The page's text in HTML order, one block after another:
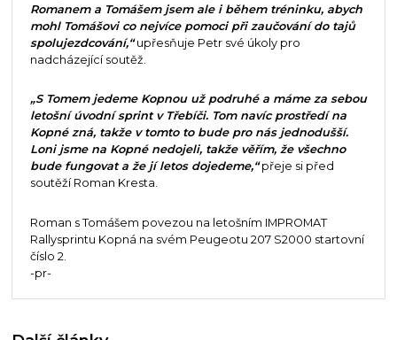
Romanem a Tomášem jsem ale i během tréninku, abych
mohl Tomášovi co nejvíce pomoci při zaučování do tajů
spolujezdcování,“upřesňuje Petr své úkoly pro
nadcházející soutěž.
„S Tomem jedeme Kopnou už podruhé a máme za sebou
letošní úvodní sprint v Třebíči. Tom navíc prostředí na
Kopné zná, takže v tomto to bude pro nás jednodušší.
Loni jsme na Kopné nedojeli, takže věřím, že všechno
bude fungovat a že jí letos dojedeme,“přeje si před
soutěží Roman Kresta.
Roman s Tomášem povezou na letošním IMPROMAT
Rallysprintu Kopná na svém Peugeotu 207 S2000 startovní
číslo 2.
-pr-